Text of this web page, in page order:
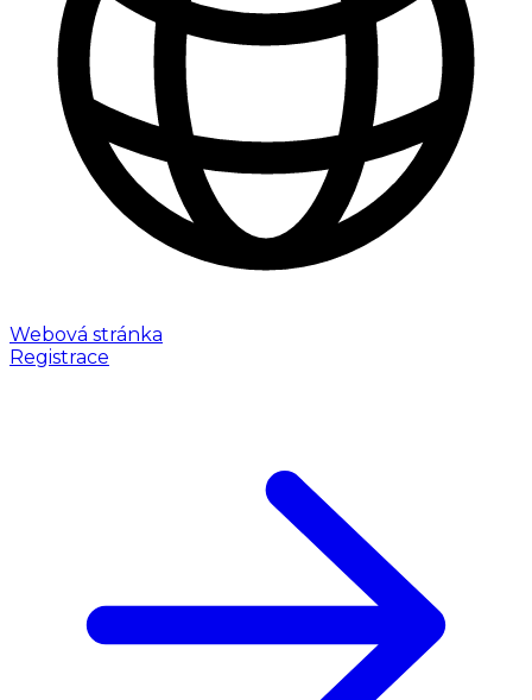
Webová stránka
Registrace